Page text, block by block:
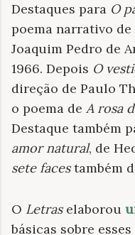
Destaques para O
poema narrativo de
Joaquim Pedro de
1966. Depois O
direção de Paulo
o poema de A rosa
Destaque também
amor natural, de
sete facestambém
O Letras elaborou
básicas sobre